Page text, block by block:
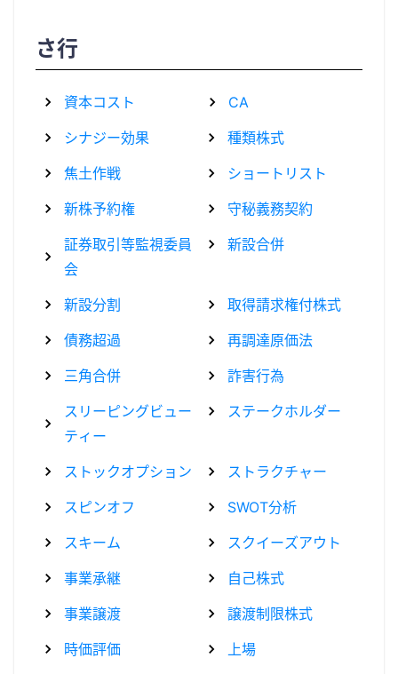
さ行
資本コスト
CA
シナジー効果
種類株式
焦土作戦
ショートリスト
新株予約権
守秘義務契約
証券取引等監視委員
会
新設合併
新設分割
取得請求権付株式
債務超過
再調達原価法
三角合併
詐害行為
スリーピングビュー
ティー
ステークホルダー
ストックオプション
ストラクチャー
スピンオフ
SWOT分析
スキーム
スクイーズアウト
事業承継
自己株式
事業譲渡
譲渡制限株式
時価評価
上場